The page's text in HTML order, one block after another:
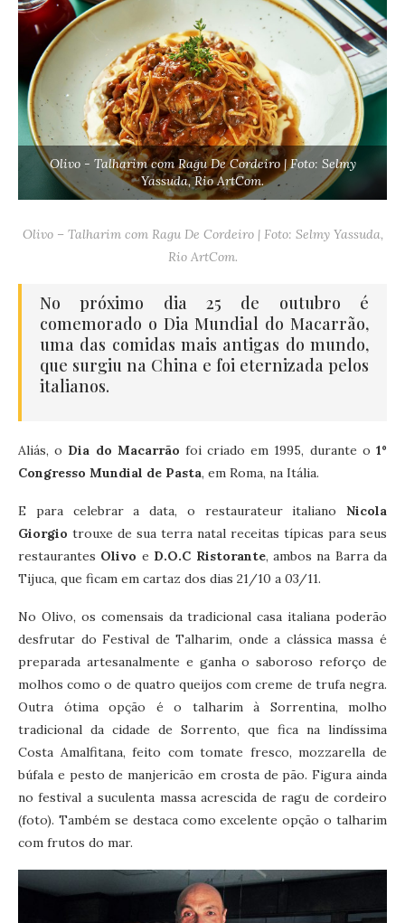
Olivo - Talharim com Ragu De Cordeiro | Foto: Selmy
Yassuda, Rio ArtCom.
Olivo – Talharim com Ragu De Cordeiro | Foto: Selmy Yassuda,
Rio ArtCom.
No próximo dia 25 de outubro é
comemorado o Dia Mundial do Macarrão,
uma das comidas mais antigas do mundo,
que surgiu na China e foi eternizada pelos
italianos.
Aliás, o Dia do Macarrão foi criado em 1995, durante o 1º
Congresso Mundial de Pasta, em Roma, na Itália.
E para celebrar a data, o restaurateur italiano Nicola
Giorgio trouxe de sua terra natal receitas típicas para seus
restaurantes Olivo e D.O.C Ristorante, ambos na Barra da
Tijuca, que ficam em cartaz dos dias 21/10 a 03/11.
No Olivo, os comensais da tradicional casa italiana poderão
desfrutar do Festival de Talharim, onde a clássica massa é
preparada artesanalmente e ganha o saboroso reforço de
molhos como o de quatro queijos com creme de trufa negra.
Outra ótima opção é o talharim à Sorrentina, molho
tradicional da cidade de Sorrento, que fica na lindíssima
Costa Amalfitana, feito com tomate fresco, mozzarella de
búfala e pesto de manjericão em crosta de pão. Figura ainda
no festival a suculenta massa acrescida de ragu de cordeiro
(foto). Também se destaca como excelente opção o talharim
com frutos do mar.